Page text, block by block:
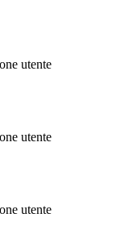
utente
utente
utente